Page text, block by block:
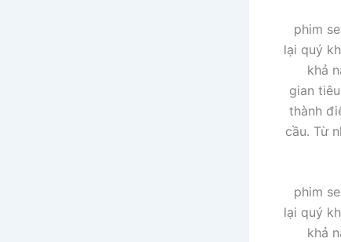
phim
lại quý
khả
gian
thành
cầu. Từ
phim
lại quý
khả